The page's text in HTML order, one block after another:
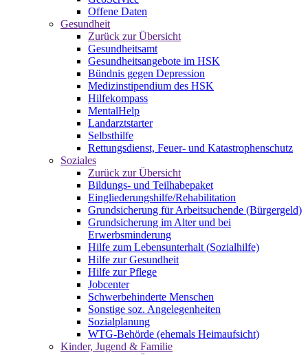
Offene Daten
Gesundheit
Zurück zur Übersicht
Gesundheitsamt
Gesundheitsangebote im HSK
Bündnis gegen Depression
Medizinstipendium des HSK
Hilfekompass
MentalHelp
Landarztstarter
Selbsthilfe
Rettungsdienst, Feuer- und Katastrophenschutz
Soziales
Zurück zur Übersicht
Bildungs- und Teilhabepaket
Eingliederungshilfe/Rehabilitation
Grundsicherung für Arbeitsuchende (Bürgergeld)
Grundsicherung im Alter und bei
Erwerbsminderung
Hilfe zum Lebensunterhalt (Sozialhilfe)
Hilfe zur Gesundheit
Hilfe zur Pflege
Jobcenter
Schwerbehinderte Menschen
Sonstige soz. Angelegenheiten
Sozialplanung
WTG-Behörde (ehemals Heimaufsicht)
Kinder, Jugend & Familie